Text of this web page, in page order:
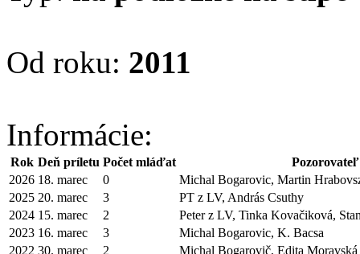
Od roku: 2011
Informácie:
Rok Deň príletu Počet mláďat
Pozorovateľ
2026 18. marec 0
Michal Bogarovic, Martin
2025 20. marec 3
PT z LV, András Csuthy
2024 15. marec 2
Peter z LV, Tinka Kovačiková,
2023 16. marec 3
Michal Bogarovic, K. Bacsa
2022 30. marec 2
Michal Bogarovič, Edita Moravská